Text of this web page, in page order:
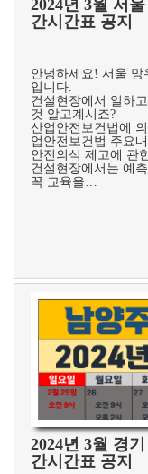
2024년 3월 서
간시간표 공지
안녕하세요! 서울 망
입니다.
건설현장에서 일하
것 알고계시죠?
산업안전보건법에
업안전보건법 주요
안전의식 제고에 관
건설현장에서는 예
꼭 교육을…
2024년 3월 경
간시간표 공지